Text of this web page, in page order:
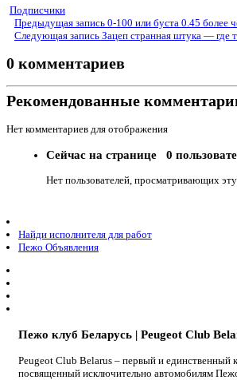
Подписчики
Предыдущая запись 0-100 или буста 0.45 более
Следующая запись Зацеп странная штука — где
0 комментариев
Рекомендованные
Нет комментариев для отображения
Сейчас на странице 0
Нет пользователей, просматривающих
Найди исполнителя для работ
Пежо Объявления
Пежо клуб Беларусь | Peugeot Club
Peugeot Club Belarus – первый и единственный
посвященный исключительно автомобилям